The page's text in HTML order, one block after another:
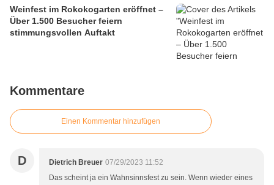
Weinfest im Rokokogarten eröffnet –
Über 1.500 Besucher feiern
stimmungsvollen Auftakt
Kommentare
Einen Kommentar hinzufügen
D Dietrich Breuer 07/29/2023 11:52
Das scheint ja ein Wahnsinnsfest zu sein. Wenn wieder eines